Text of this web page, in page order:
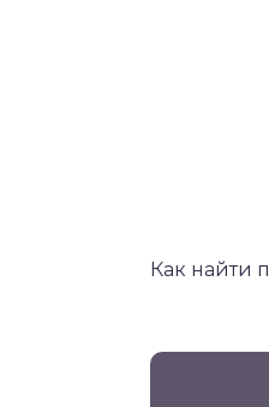
Как найти